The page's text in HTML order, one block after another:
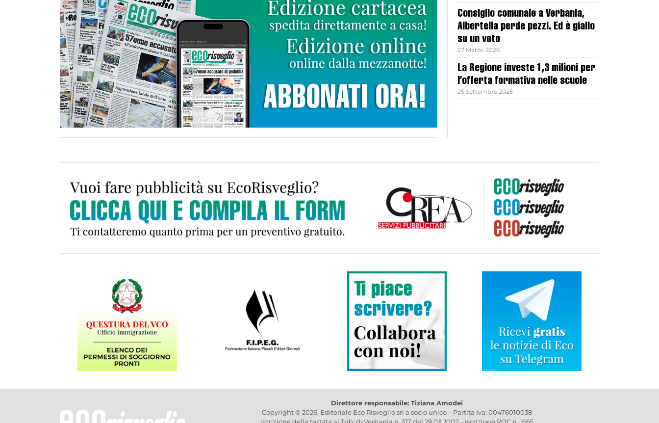
Consiglio comunale a Verbania,
Albertella perde pezzi. Ed è giallo
su un voto
27 Marzo 2026
La Regione investe 1,3 milioni per
l’offerta formativa nelle scuole
25 Settembre 2025
Direttore responsabile: Tiziana Amodei
Copyright © 2026, Editoriale Eco Risveglio srl a socio unico – Partita Iva: 00476010038